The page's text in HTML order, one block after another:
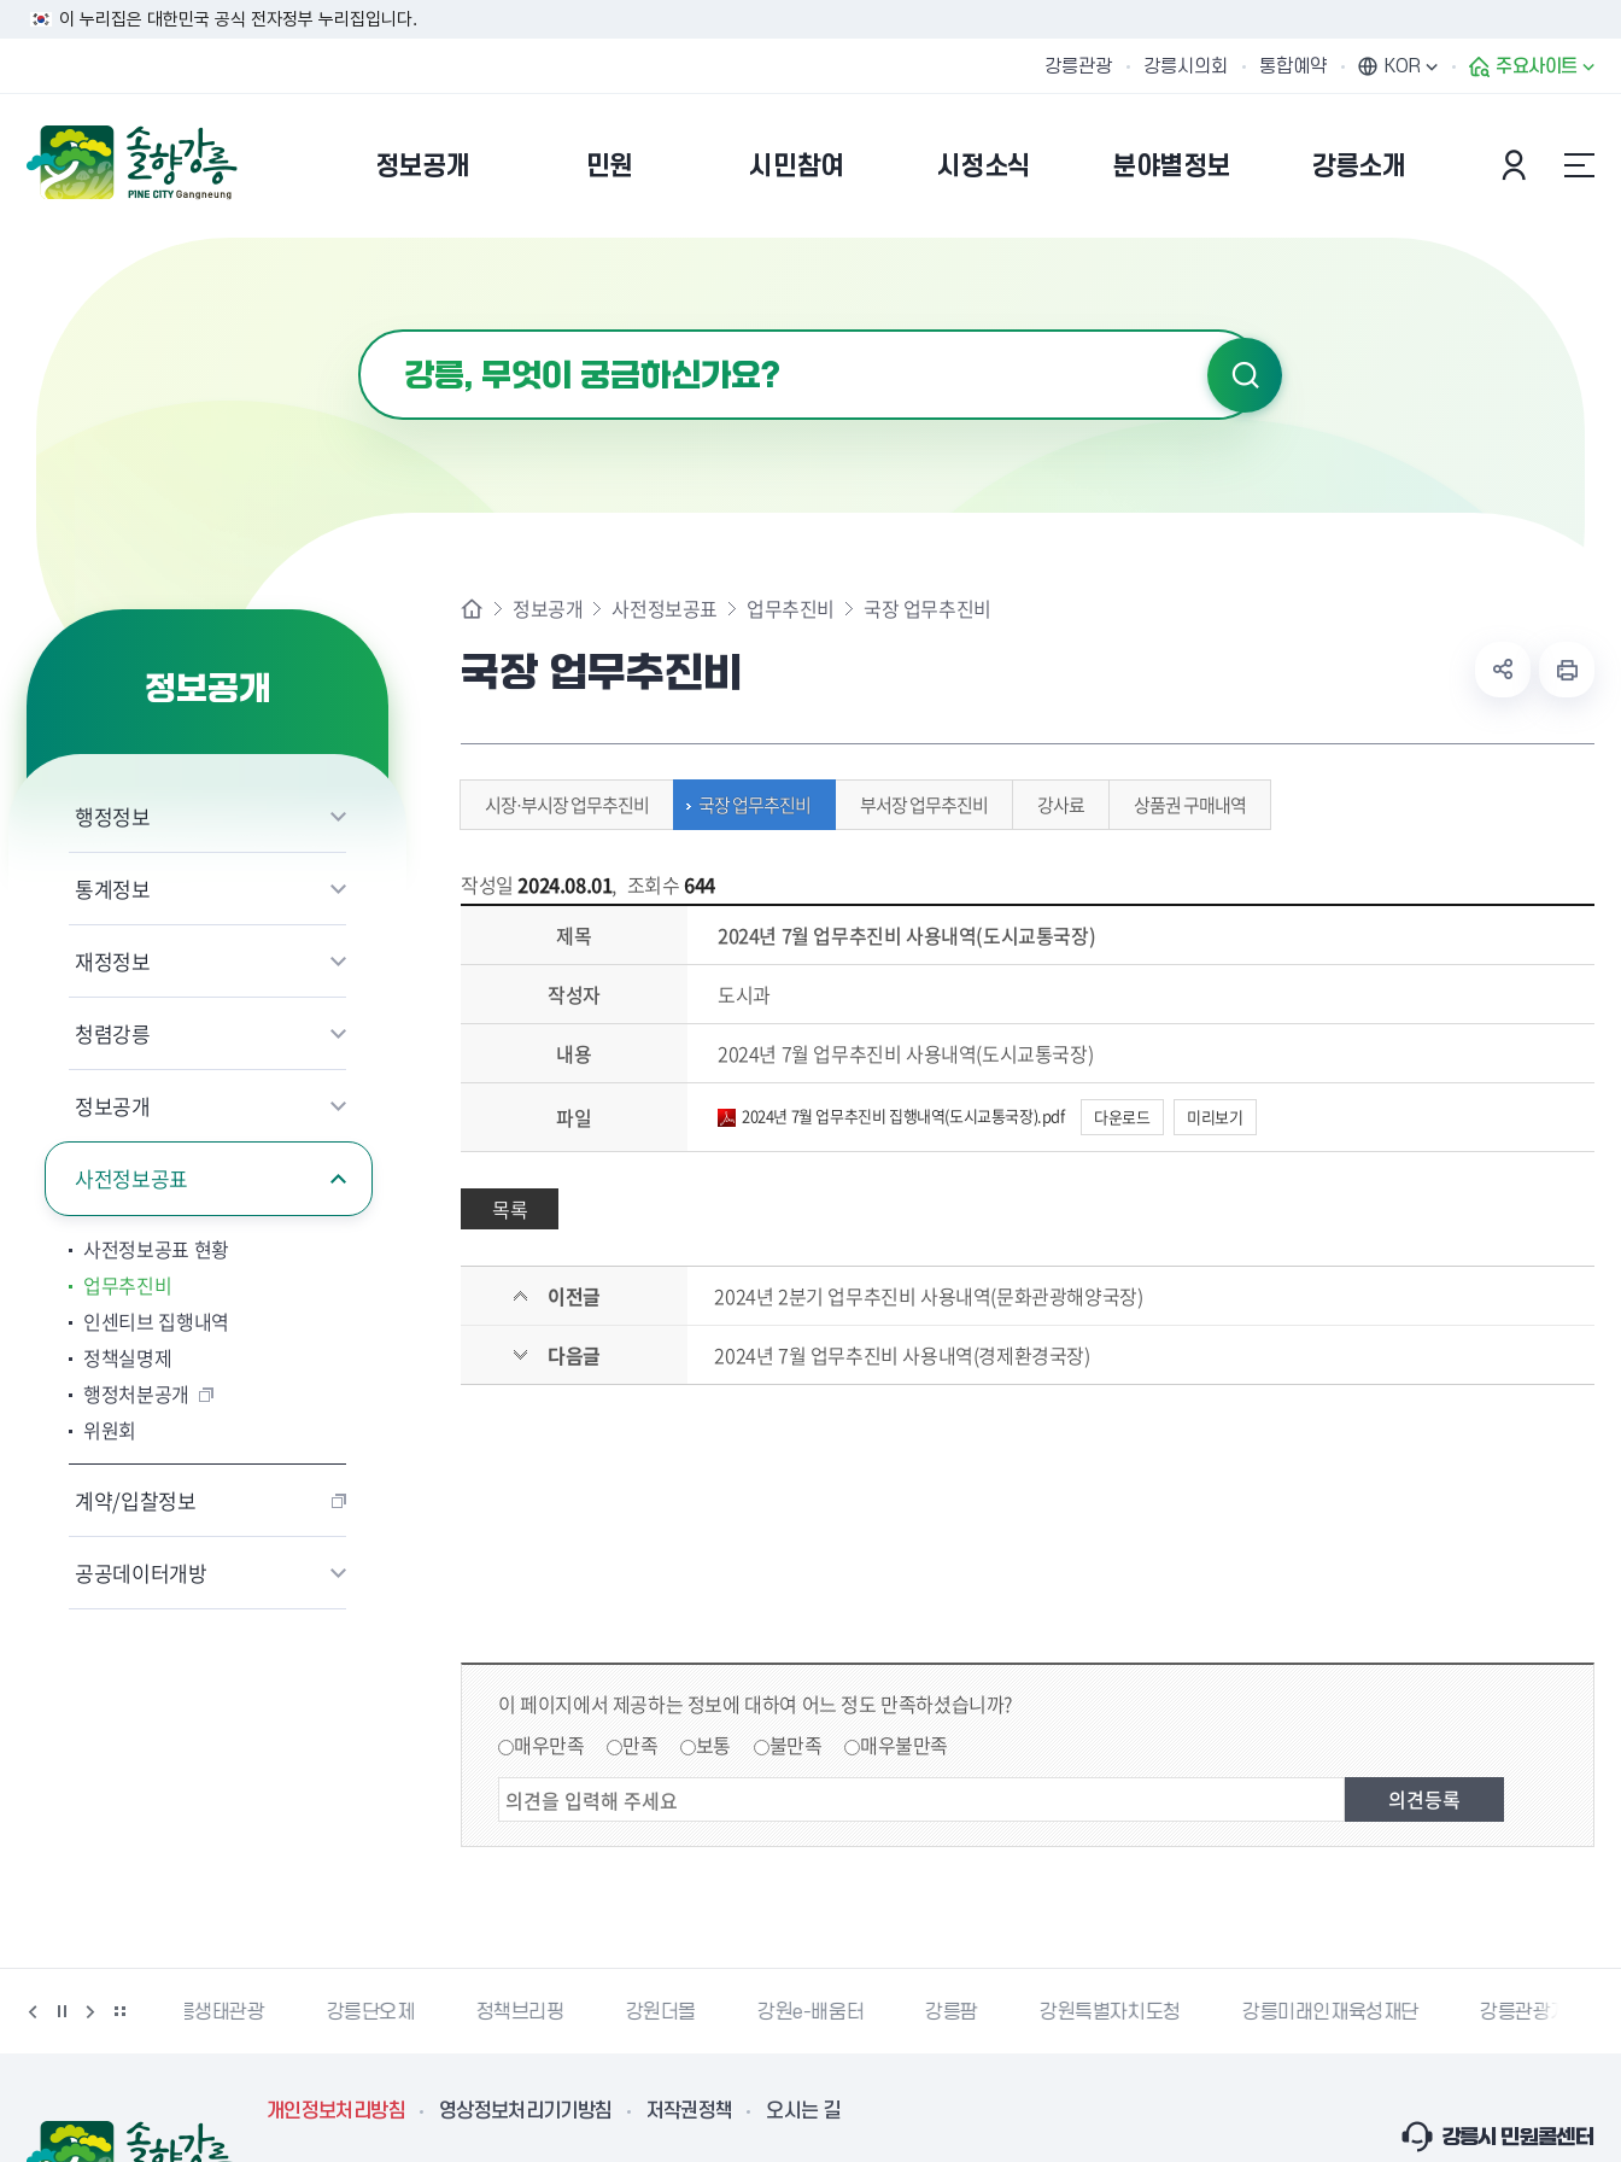
이 누리집은 대한민국 공식 전자정부 누리집입니다.
강릉관광 강릉시의회 통합예약 KOR 주요사이트
정보공개 민원 시민참여 시정소식 분야별정보 강릉소개
정보공개
행정정보
통계정보
재정정보
청렴강릉
정보공개
사전정보공표
사전정보공표 현황
업무추진비
인센티브 집행내역
정책실명제
행정처분공개
위원회
계약/입찰정보
공공데이터개방
정보공개 사전정보공표 업무추진비 국장 업무추진비
국장 업무추진비
시장·부시장 업무추진비 국장 업무추진비 부서장 업무추진비 강사료 상품권 구매내역
작성일2024.08.01, 조회수644
제목
2024년 7월 업무추진비 사용내역(도시교통국장)
작성자 도시과
내용 2024년 7월 업무추진비 사용내역(도시교통국장)
파일 2024년 7월 업무추진비 집행내역(도시교통국장).pdf 다운로드 미리보기
목록
이전글 2024년 2분기 업무추진비 사용내역(문화관광해양국장)
다음글 2024년 7월 업무추진비 사용내역(경제환경국장)
이 페이지에서 제공하는 정보에 대하여 어느 정도 만족하셨습니까?
매우만족
만족 보통 불만족 매우불만족
강릉생태관광 강릉단오제 정책브리핑 강원더몰 강원e-배움터 강릉팜 강원특별자치도청 강릉미래인재육성재단 강릉관광개발공사 국민재난
개인정보처리방침 영상정보처리기기방침 저작권정책 오시는 길
강릉시 민원콜센터